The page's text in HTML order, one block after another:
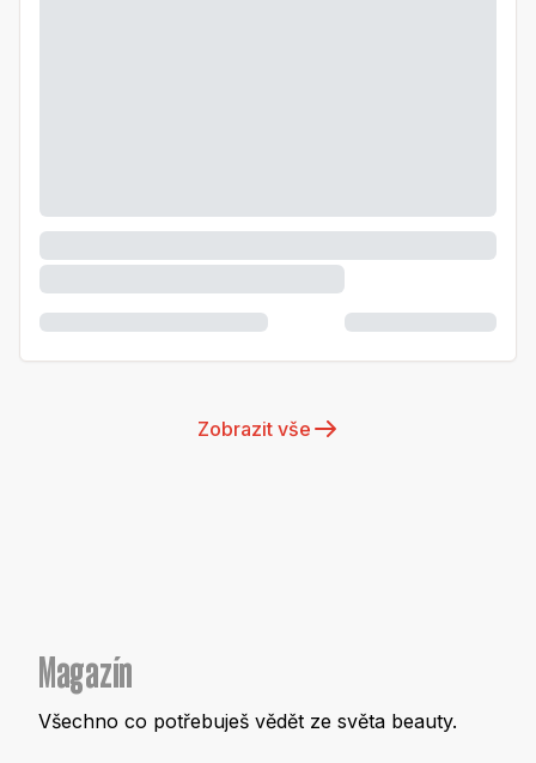
Zobrazit vše
Magazín
Všechno co potřebuješ vědět ze světa beauty.